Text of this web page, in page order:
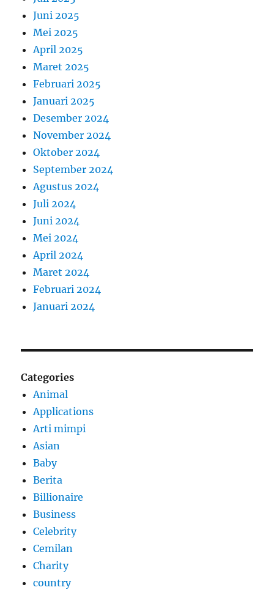
Juni 2025
Mei 2025
April 2025
Maret 2025
Februari 2025
Januari 2025
Desember 2024
November 2024
Oktober 2024
September 2024
Agustus 2024
Juli 2024
Juni 2024
Mei 2024
April 2024
Maret 2024
Februari 2024
Januari 2024
Categories
Animal
Applications
Arti mimpi
Asian
Baby
Berita
Billionaire
Business
Celebrity
Cemilan
Charity
country